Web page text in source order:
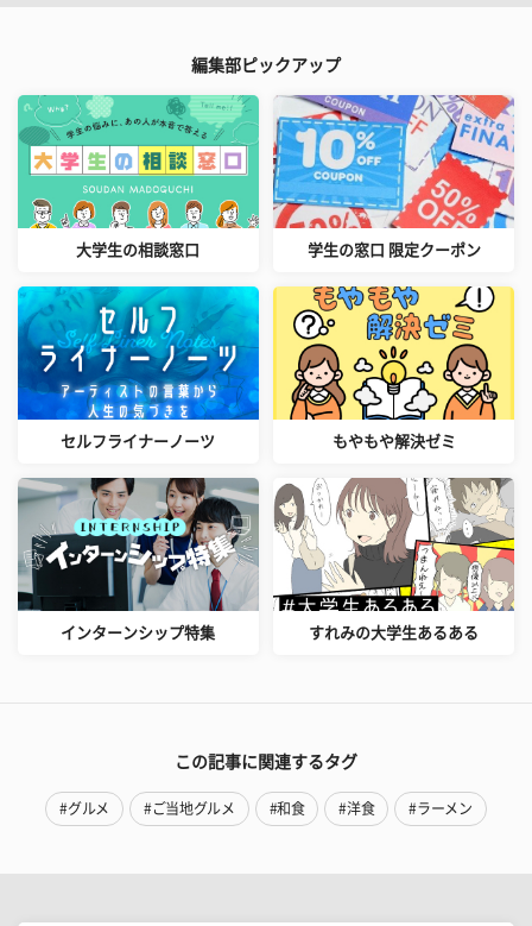
編集部ピックアップ
大学生の相談窓口 学生の窓口 限定クーポン
セルフライナーノーツ もやもや解決ゼミ
インターンシップ特集 すれみの大学生あるある
この記事に関連するタグ
#グルメ #ご当地グルメ #和食 #洋食 #ラーメン